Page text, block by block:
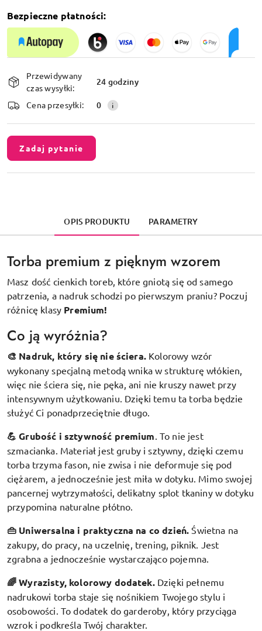
Bezpieczne płatności:
Dostępność
i
dostawa
Przewidywany
czas wysyłki:
24 godziny
Cena przesyłki: 0
Zadaj pytanie
OPIS PRODUKTU PARAMETRY
Torba premium z pięknym wzorem
Masz dość cienkich toreb, które gniotą się od samego
patrzenia, a nadruk schodzi po pierwszym praniu? Poczuj
różnicę klasy Premium!
Co ją wyróżnia?
🎨 Nadruk, który się nie ściera. Kolorowy wzór
wykonany specjalną metodą wnika w strukturę włókien,
więc nie ściera się, nie pęka, ani nie kruszy nawet przy
intensywnym użytkowaniu. Dzięki temu ta torba będzie
służyć Ci ponadprzeciętnie długo.
💪 Grubość i sztywność premium To nie jest
szmacianka. Materiał jest gruby i sztywny, dzięki czemu
torba trzyma fason, nie zwisa i nie deformuje się pod
ciężarem, a jednocześnie jest miła w dotyku. Mimo swojej
pancernej wytrzymałości, delikatny splot tkaniny w dotyku
przypomina naturalne płótno.
👜 Uniwersalna i praktyczna na co dzień. Świetna na
zakupy, do pracy, na uczelnię, trening, piknik. Jest
zgrabna a jednocześnie wystarczająco pojemna.
🌈 Wyrazisty, kolorowy dodatek. Dzięki pełnemu
nadrukowi torba staje się nośnikiem Twojego stylu i
osobowości. To dodatek do garderoby, który przyciąga
wzrok i podkreśla Twój charakter.